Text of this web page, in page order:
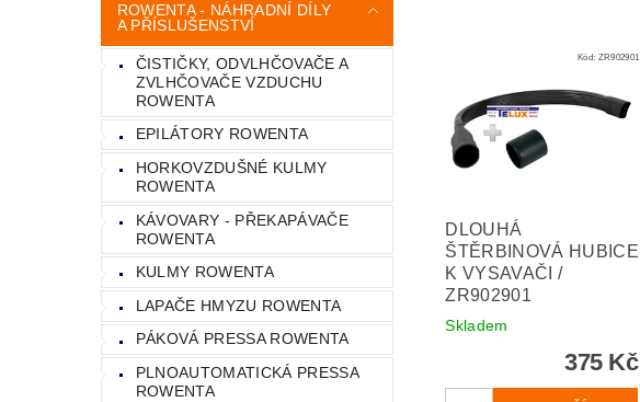
ROWENTA - NÁHRADNÍ DÍLY
A PŘÍSLUŠENSTVÍ
ČISTIČKY, ODVLHČOVAČE A
ZVLHČOVAČE VZDUCHU
ROWENTA
EPILÁTORY ROWENTA
HORKOVZDUŠNÉ KULMY
ROWENTA
KÁVOVARY - PŘEKAPÁVAČE
ROWENTA
KULMY ROWENTA
LAPAČE HMYZU ROWENTA
PÁKOVÁ PRESSA ROWENTA
PLNOAUTOMATICKÁ PRESSA
ROWENTA
Kód: ZR902901
DLOUHÁ
ŠTĚRBINOVÁ HUBICE
K VYSAVAČI /
ZR902901
Skladem
375 Kč